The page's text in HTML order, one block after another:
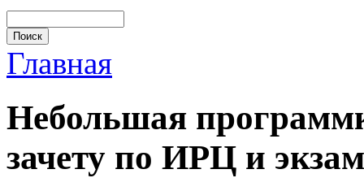
Главная
Небольшая
зачету по ИРЦ и